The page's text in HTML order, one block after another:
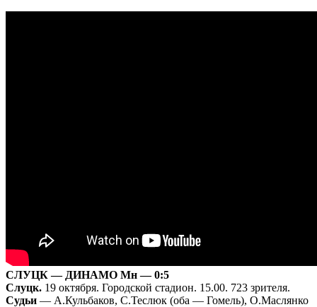
СЛУЦК — ДИНАМО Мн — 0:5
Слуцк. 19 октября. Городской стадион. 15.00. 723 зрителя.
Судьи — А.Кульбаков, С.Теслюк (оба — Гомель), О.Маслянко